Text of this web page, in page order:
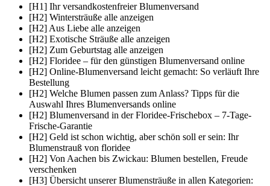
[H1] Ihr versandkostenfreier Blumenversand
[H2] Wintersträuße alle anzeigen
[H2] Aus Liebe alle anzeigen
[H2] Exotische Sträuße alle anzeigen
[H2] Zum Geburtstag alle anzeigen
[H2] Floridee – für den günstigen Blumenversand online
[H2] Online-Blumenversand leicht gemacht: So verläuft Ihre
Bestellung
[H2] Welche Blumen passen zum Anlass? Tipps für die
Auswahl Ihres Blumenversands online
[H2] Blumenversand in der Floridee-Frischebox – 7-Tage-
Frische-Garantie
[H2] Geld ist schon wichtig, aber schön soll er sein: Ihr
Blumenstrauß von floridee
[H2] Von Aachen bis Zwickau: Blumen bestellen, Freude
verschenken
[H3] Übersicht unserer Blumensträuße in allen Kategorien: